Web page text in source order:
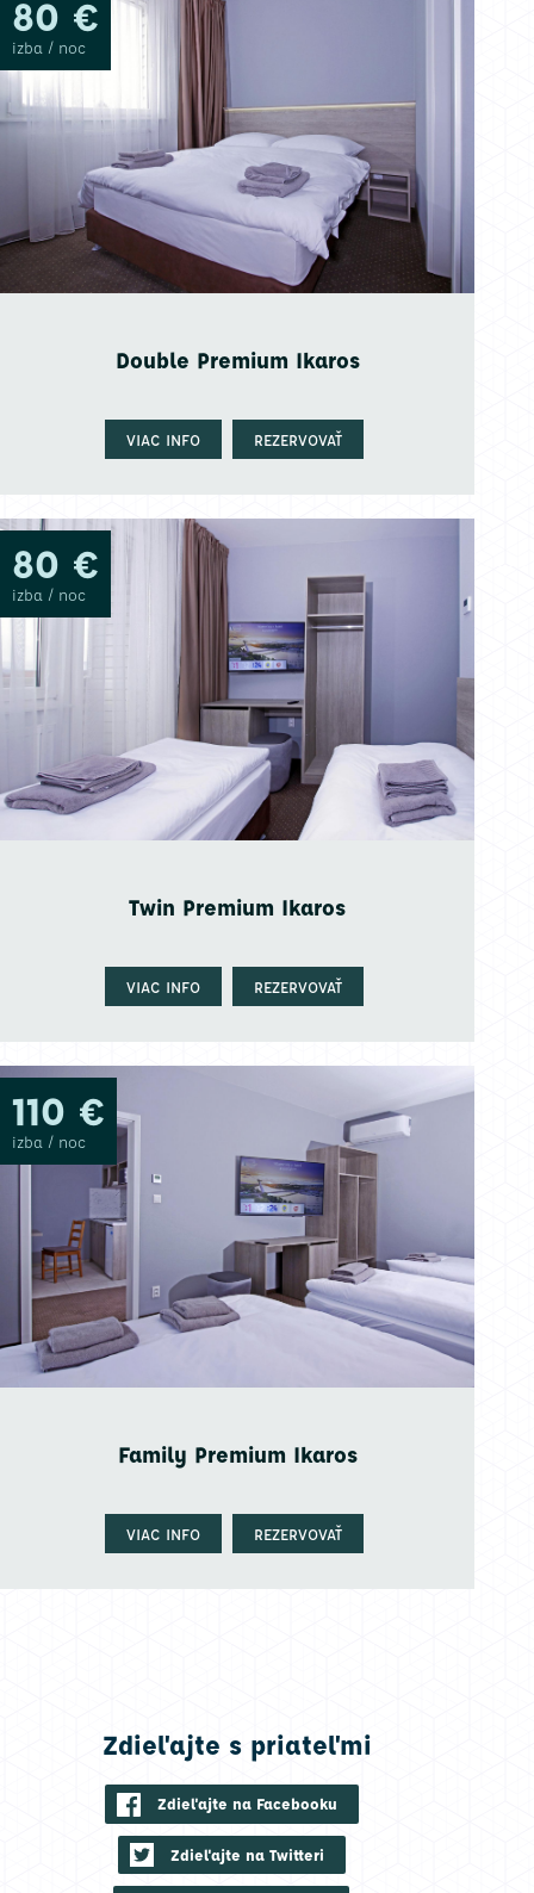
80 €
izba / noc
Double Premium Ikaros
VIAC INFO REZERVOVAŤ
80 €
izba / noc
Twin Premium Ikaros
VIAC INFO REZERVOVAŤ
110 €
izba / noc
Family Premium Ikaros
VIAC INFO REZERVOVAŤ
Zdieľajte s priateľmi
Zdieľajte na Facebooku
Zdieľajte na Twitteri